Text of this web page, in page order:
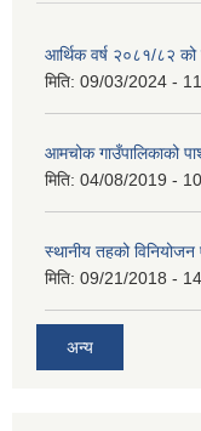
आर्थिक वर्ष २०८१/८२ को
मिति: 09/03/2024 -
आमचोक गाउँपालिकाको
मिति: 04/08/2019 -
स्थानीय तहको
मिति: 09/21/2018 -
अन्य